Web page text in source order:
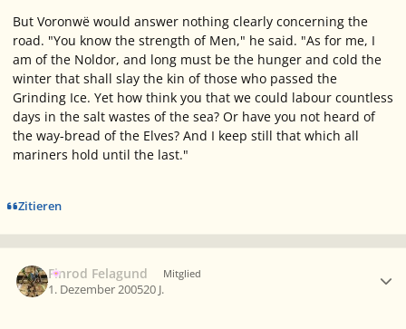
But Voronwë would answer nothing clearly concerning the
road. "You know the strength of Men," he said. "As for me, I
am of the Noldor, and long must be the hunger and cold the
winter that shall slay the kin of those who passed the
Grinding Ice. Yet how think you that we could labour countless
days in the salt wastes of the sea? Or have you not heard of
the way-bread of the Elves? And I keep still that which all
mariners hold until the last."
Zitieren
Finrod Felagund Mitglied
1. Dezember 200520 J.